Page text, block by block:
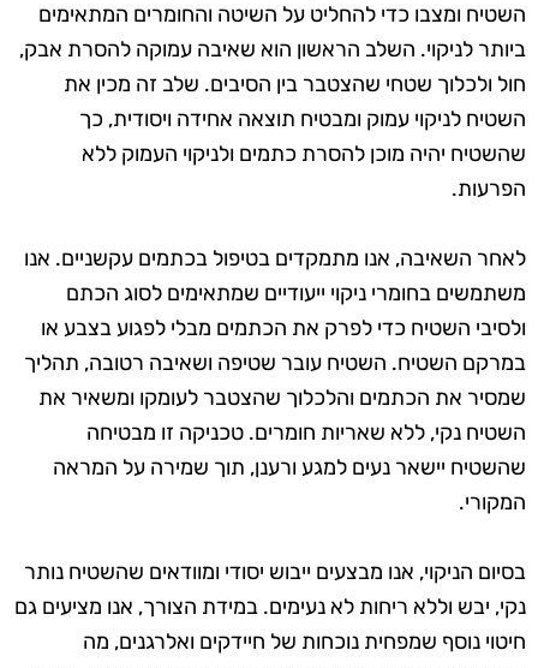
השטיח ומצבו כדי להחליט על השיטה והחומרים המתאימים
ביותר לניקוי. השלב הראשון הוא שאיבה עמוקה להסרת אבק,
חול ולכלוך שטחי שהצטבר בין הסיבים. שלב זה מכין את
השטיח לניקוי עמוק ומבטיח תוצאה אחידה ויסודית, כך
שהשטיח יהיה מוכן להסרת כתמים ולניקוי העמוק ללא
הפרעות.
לאחר השאיבה, אנו מתמקדים בטיפול בכתמים עקשניים. אנו
משתמשים בחומרי ניקוי ייעודיים שמתאימים לסוג הכתם
ולסיבי השטיח כדי לפרק את הכתמים מבלי לפגוע בצבע או
במרקם השטיח. השטיח עובר שטיפה ושאיבה רטובה, תהליך
שמסיר את הכתמים והלכלוך שהצטבר לעומקו ומשאיר את
השטיח נקי, ללא שאריות חומרים. טכניקה זו מבטיחה
שהשטיח יישאר נעים למגע ורענן, תוך שמירה על המראה
המקורי.
בסיום הניקוי, אנו מבצעים ייבוש יסודי ומוודאים שהשטיח נותר
נקי, יבש וללא ריחות לא נעימים. במידת הצורך, אנו מציעים גם
חיטוי נוסף שמפחית נוכחות של חיידקים ואלרגנים, מה